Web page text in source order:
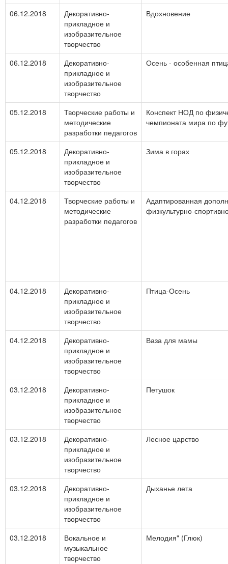
06.12.2018
Декоративно-
прикладное и
изобразительное
творчество
Вдохновение
06.12.2018
Декоративно-
прикладное и
изобразительное
творчество
Осень - особенная
05.12.2018
Творческие работы и
методические
разработки педагогов
Конспект НОД по
чемпионата мира по
05.12.2018
Декоративно-
прикладное и
изобразительное
творчество
Зима в горах
04.12.2018
Творческие работы и
методические
разработки педагогов
Адаптированная
физкультурно-
04.12.2018
Декоративно-
прикладное и
изобразительное
творчество
Птица-Осень
04.12.2018
Декоративно-
прикладное и
изобразительное
творчество
Ваза для мамы
03.12.2018
Декоративно-
прикладное и
изобразительное
творчество
Петушок
03.12.2018
Декоративно-
прикладное и
изобразительное
творчество
Лесное царство
03.12.2018
Декоративно-
прикладное и
изобразительное
творчество
Дыханье лета
03.12.2018
Вокальное и
музыкальное
творчество
Мелодия" (Глюк)